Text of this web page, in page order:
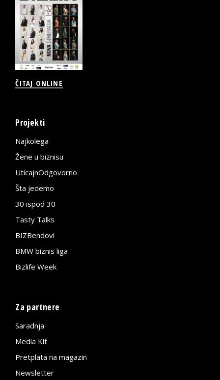
ČITAJ ONLINE
Projekti
Najkolega
Žene u biznisu
UticajnOdgovorno
Šta jedemo
30 ispod 30
Tasty Talks
BIZBendovi
BMW biznis liga
Bizlife Week
Za partnere
Saradnja
Media Kit
Pretplata na magazin
Newsletter